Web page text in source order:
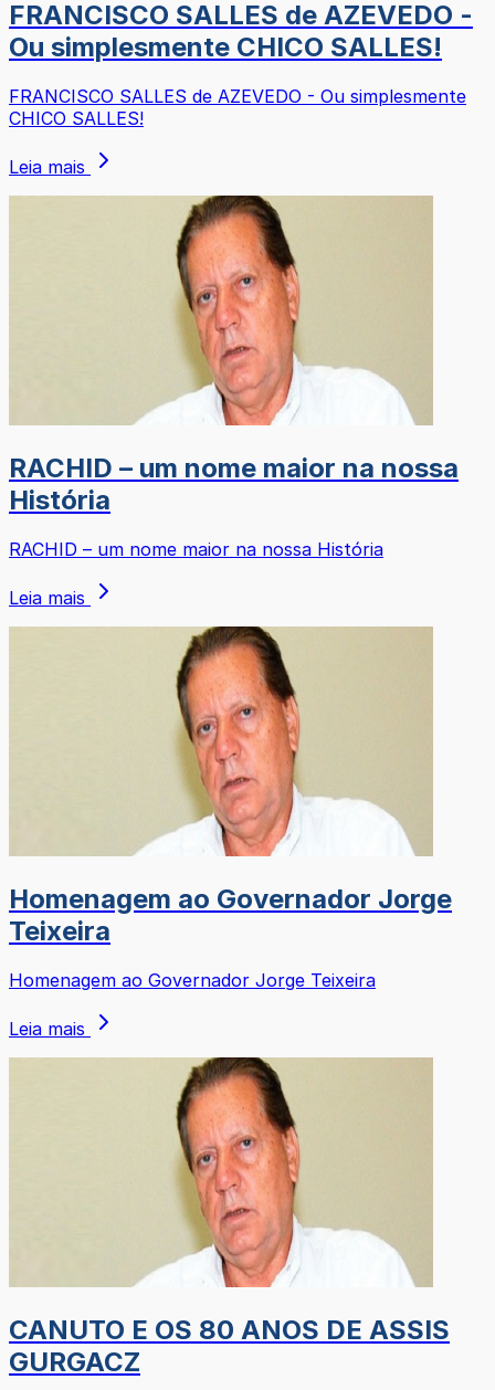
FRANCISCO SALLES de AZEVEDO -
Ou simplesmente CHICO SALLES!
FRANCISCO SALLES de AZEVEDO - Ou simplesmente
CHICO SALLES!
Leia mais
RACHID – um nome maior na nossa
História
RACHID – um nome maior na nossa História
Leia mais
Homenagem ao Governador Jorge
Teixeira
Homenagem ao Governador Jorge Teixeira
Leia mais
CANUTO E OS 80 ANOS DE ASSIS
GURGACZ